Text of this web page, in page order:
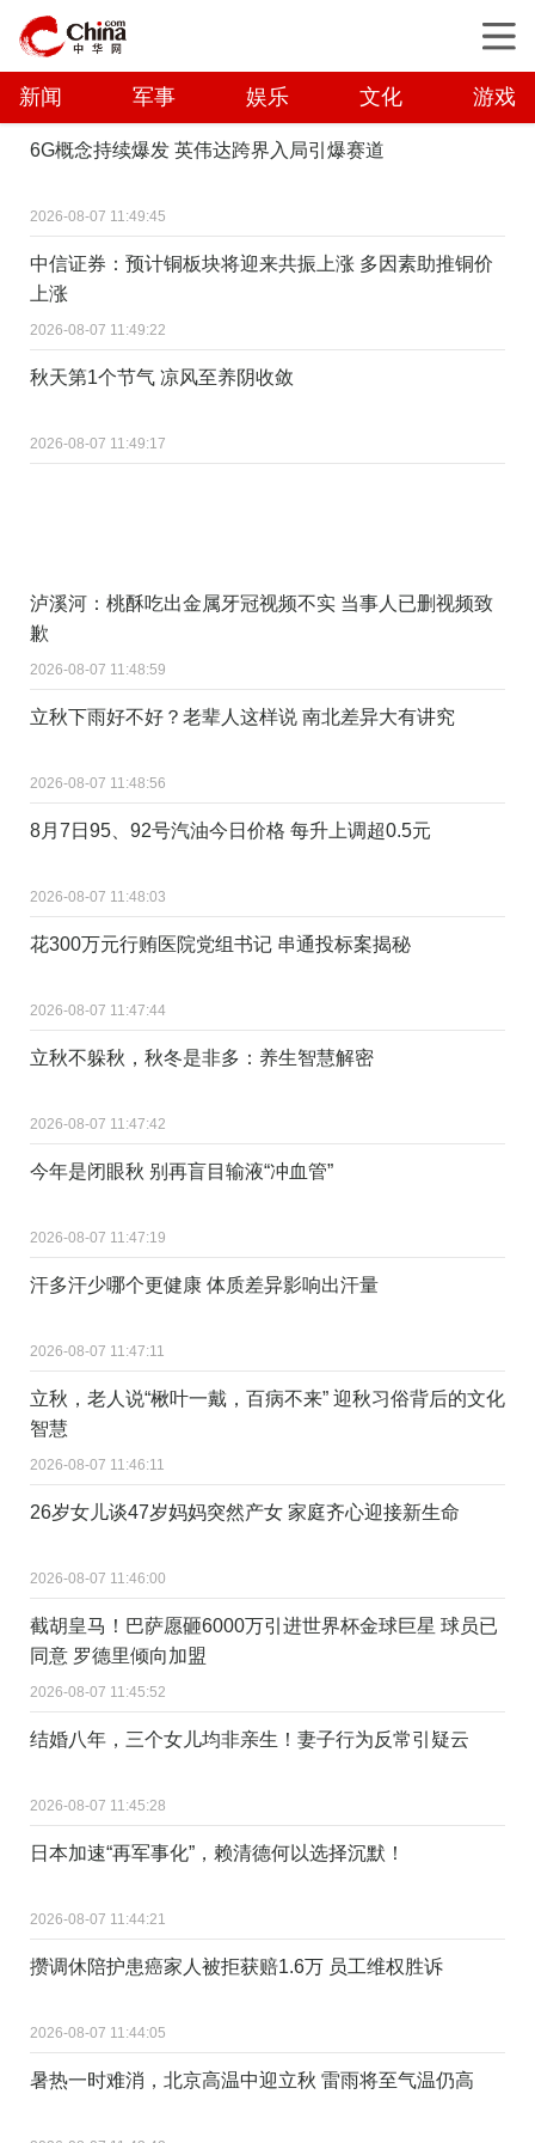
新闻 军事 娱乐 文化 游戏
6G概念持续爆发 英伟达跨界入局引爆赛道
2026-08-07 11:49:45
中信证券：预计铜板块将迎来共振上涨 多因素助推铜价
上涨
2026-08-07 11:49:22
秋天第1个节气 凉风至养阴收敛
2026-08-07 11:49:17
泸溪河：桃酥吃出金属牙冠视频不实 当事人已删视频致
歉
2026-08-07 11:48:59
立秋下雨好不好？老辈人这样说 南北差异大有讲究
2026-08-07 11:48:56
8月7日95、92号汽油今日价格 每升上调超0.5元
2026-08-07 11:48:03
花300万元行贿医院党组书记 串通投标案揭秘
2026-08-07 11:47:44
立秋不躲秋，秋冬是非多：养生智慧解密
2026-08-07 11:47:42
今年是闭眼秋 别再盲目输液“冲血管”
2026-08-07 11:47:19
汗多汗少哪个更健康 体质差异影响出汗量
2026-08-07 11:47:11
立秋，老人说“楸叶一戴，百病不来” 迎秋习俗背后的文化
智慧
2026-08-07 11:46:11
26岁女儿谈47岁妈妈突然产女 家庭齐心迎接新生命
2026-08-07 11:46:00
截胡皇马！巴萨愿砸6000万引进世界杯金球巨星 球员已
同意 罗德里倾向加盟
2026-08-07 11:45:52
结婚八年，三个女儿均非亲生！妻子行为反常引疑云
2026-08-07 11:45:28
日本加速“再军事化”，赖清德何以选择沉默！
2026-08-07 11:44:21
攒调休陪护患癌家人被拒获赔1.6万 员工维权胜诉
2026-08-07 11:44:05
暑热一时难消，北京高温中迎立秋 雷雨将至气温仍高